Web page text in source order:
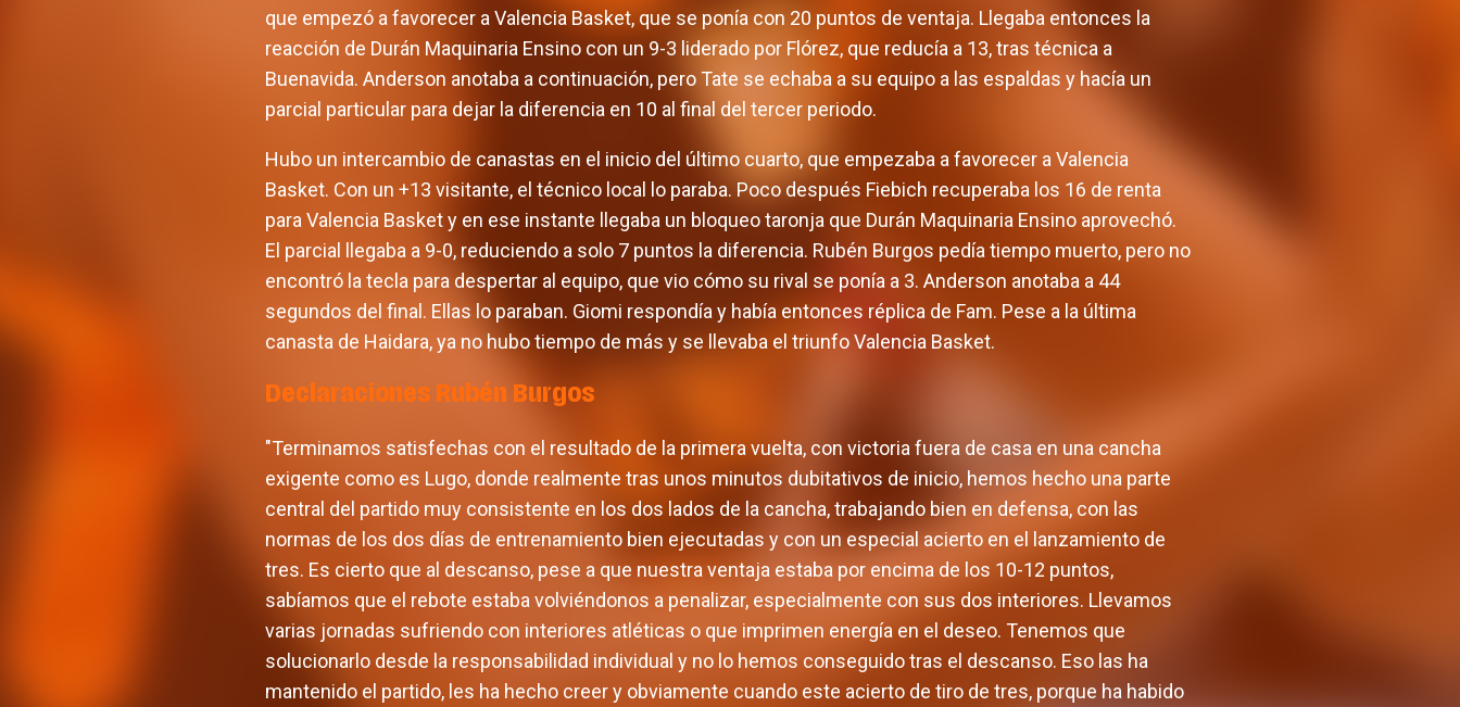
que empezó a favorecer a Valencia Basket, que se ponía con 20 puntos de ventaja. Llegaba entonces la
reacción de Durán Maquinaria Ensino con un 9-3 liderado por Flórez, que reducía a 13, tras técnica a
Buenavida. Anderson anotaba a continuación, pero Tate se echaba a su equipo a las espaldas y hacía un
parcial particular para dejar la diferencia en 10 al final del tercer periodo.
Hubo un intercambio de canastas en el inicio del último cuarto, que empezaba a favorecer a Valencia
Basket. Con un +13 visitante, el técnico local lo paraba. Poco después Fiebich recuperaba los 16 de renta
para Valencia Basket y en ese instante llegaba un bloqueo taronja que Durán Maquinaria Ensino aprovechó.
El parcial llegaba a 9-0, reduciendo a solo 7 puntos la diferencia. Rubén Burgos pedía tiempo muerto, pero no
encontró la tecla para despertar al equipo, que vio cómo su rival se ponía a 3. Anderson anotaba a 44
segundos del final. Ellas lo paraban. Giomi respondía y había entonces réplica de Fam. Pese a la última
canasta de Haidara, ya no hubo tiempo de más y se llevaba el triunfo Valencia Basket.
Declaraciones Rubén Burgos
"Terminamos satisfechas con el resultado de la primera vuelta, con victoria fuera de casa en una cancha
exigente como es Lugo, donde realmente tras unos minutos dubitativos de inicio, hemos hecho una parte
central del partido muy consistente en los dos lados de la cancha, trabajando bien en defensa, con las
normas de los dos días de entrenamiento bien ejecutadas y con un especial acierto en el lanzamiento de
tres. Es cierto que al descanso, pese a que nuestra ventaja estaba por encima de los 10-12 puntos,
sabíamos que el rebote estaba volviéndonos a penalizar, especialmente con sus dos interiores. Llevamos
varias jornadas sufriendo con interiores atléticas o que imprimen energía en el deseo. Tenemos que
solucionarlo desde la responsabilidad individual y no lo hemos conseguido tras el descanso. Eso las ha
mantenido el partido, les ha hecho creer y obviamente cuando este acierto de tiro de tres, porque ha habido